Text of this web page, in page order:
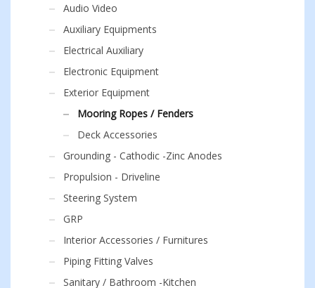
Audio Video
Auxiliary Equipments
Electrical Auxiliary
Electronic Equipment
Exterior Equipment
Mooring Ropes / Fenders
Deck Accessories
Grounding - Cathodic -Zinc Anodes
Propulsion - Driveline
Steering System
GRP
Interior Accessories / Furnitures
Piping Fitting Valves
Sanitary / Bathroom -Kitchen